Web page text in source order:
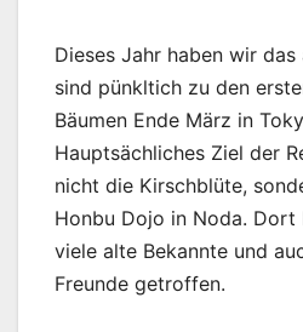
Dieses Jahr haben wir
sind pünkltich zu den
Bäumen Ende März in
Hauptsächliches Ziel der
nicht die Kirschblüte,
Honbu Dojo in Noda.
viele alte Bekannte und
Freunde getroffen.